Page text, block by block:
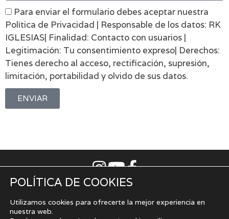
Para enviar el formulario debes aceptar nuestra
Política de Privacidad | Responsable de los datos: RK
IGLESIAS| Finalidad: Contacto con usuarios |
Legitimación: Tu consentimiento expreso| Derechos:
Tienes derecho al acceso, rectificación, supresión,
limitación, portabilidad y olvido de sus datos.
ENVIAR
Aviso Legal |Política de privacidad
Oviedo
Si buscas una
inmobiliaria en Asturias, Oviedo
POLÍTICA DE COOKIES
Utilizamos cookies para ofrecerte la mejor experiencia en
nuestra web.